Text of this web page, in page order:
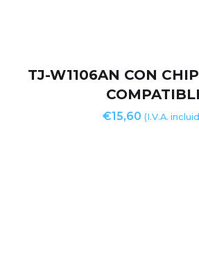
TJ-W1106AN CON
€15,60 (I.V.A.